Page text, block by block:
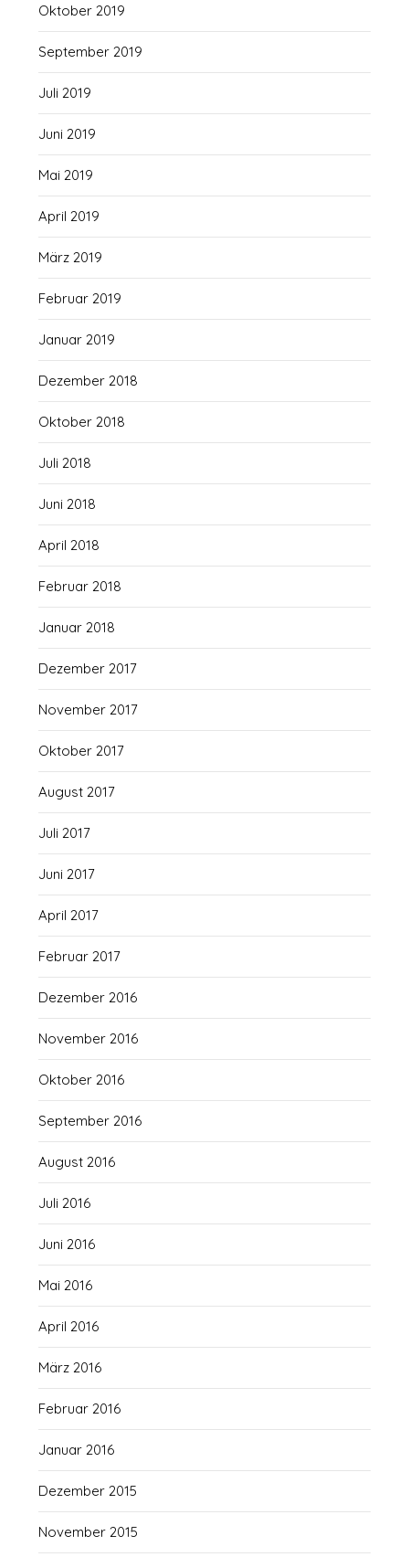
Oktober 2019
September 2019
Juli 2019
Juni 2019
Mai 2019
April 2019
März 2019
Februar 2019
Januar 2019
Dezember 2018
Oktober 2018
Juli 2018
Juni 2018
April 2018
Februar 2018
Januar 2018
Dezember 2017
November 2017
Oktober 2017
August 2017
Juli 2017
Juni 2017
April 2017
Februar 2017
Dezember 2016
November 2016
Oktober 2016
September 2016
August 2016
Juli 2016
Juni 2016
Mai 2016
April 2016
März 2016
Februar 2016
Januar 2016
Dezember 2015
November 2015